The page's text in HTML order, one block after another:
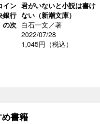
イン
行
の次
君がいないと小説は書け
ない（新潮文庫）
白石一文／著
2022/07/28
1,045円（税込）
書籍